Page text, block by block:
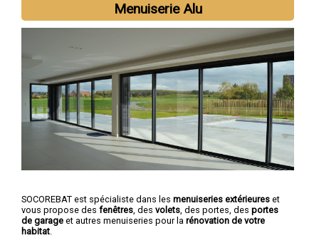
Menuiserie Alu
SOCOREBAT est spécialiste dans les menuiseries extérieures et
vous propose des fenêtres, des volets, des portes, des portes
de garage et autres menuiseries pour la rénovation de votre
habitat.